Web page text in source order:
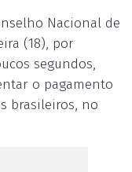
Nacional de
(18), por
segundos,
o pagamento
brasileiros, no